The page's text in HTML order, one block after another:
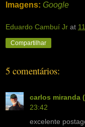
Imagens: Google
Eduardo Cambuí Jr at
Compartilhar
5 comentários:
carlos miranda
23:42
excelente